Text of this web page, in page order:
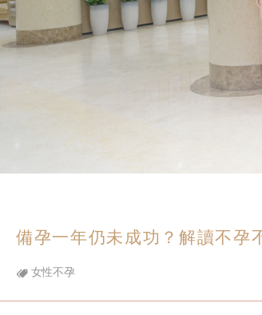
備孕一年仍未成功？解讀不孕
女性不孕